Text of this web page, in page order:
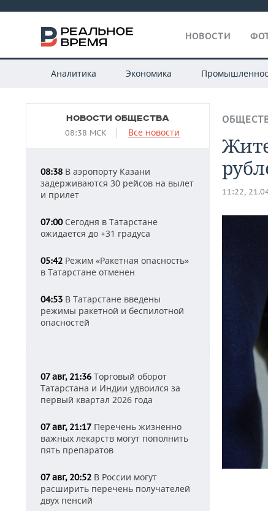
НОВОСТИ
Аналитика Экономика
НОВОСТИ ОБЩЕСТВА
08:38 МСК Все новости
08:38 В аэропорту Казани
задерживаются 30 рейсов на вылет
и прилет
07:00Сегодня в Татарстане
ожидается до +31 градуса
05:42 Режим «Ракетная опасность»
в Татарстане отменен
04:53 В Татарстане введены
режимы ракетной и беспилотной
опасностей
07 авг, 21:36 Торговый оборот
Татарстана и Индии удвоился за
первый квартал 2026 года
07 авг, 21:17 Перечень жизненно
важных лекарств могут пополнить
пять препаратов
07 авг, 20:52 В России могут
расширить перечень получателей
двух пенсий
11:22,